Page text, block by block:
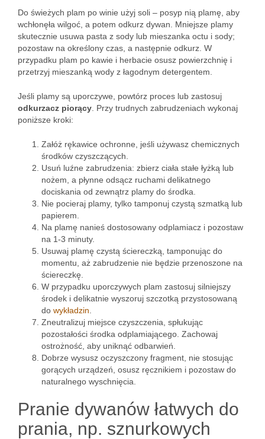
Do świeżych plam po winie użyj soli – posyp nią plamę, aby
wchłonęła wilgoć, a potem odkurz dywan. Mniejsze plamy
skutecznie usuwa pasta z sody lub mieszanka octu i sody;
pozostaw na określony czas, a następnie odkurz. W
przypadku plam po kawie i herbacie osusz powierzchnię i
przetrzyj mieszanką wody z łagodnym detergentem.
Jeśli plamy są uporczywe, powtórz proces lub zastosuj
odkurzacz piorący . Przy trudnych zabrudzeniach wykonaj
poniższe kroki:
Załóż rękawice ochronne, jeśli używasz chemicznych
środków czyszczących.
Usuń luźne zabrudzenia: zbierz ciała stałe łyżką lub
nożem, a płynne odsącz ruchami delikatnego
dociskania od zewnątrz plamy do środka.
Nie pocieraj plamy, tylko tamponuj czystą szmatką lub
papierem.
Na plamę nanieś dostosowany odplamiacz i pozostaw
na 1-3 minuty.
Usuwaj plamę czystą ściereczką, tamponując do
momentu, aż zabrudzenie nie będzie przenoszone na
ściereczkę.
W przypadku uporczywych plam zastosuj silniejszy
środek i delikatnie wyszoruj szczotką przystosowaną
do wykładzin
Zneutralizuj miejsce czyszczenia, spłukując
pozostałości środka odplamiającego. Zachowaj
ostrożność, aby uniknąć odbarwień.
Dobrze wysusz oczyszczony fragment, nie stosując
gorących urządzeń, osusz ręcznikiem i pozostaw do
naturalnego wyschnięcia.
Pranie dywanów łatwych do
prania, np. sznurkowych